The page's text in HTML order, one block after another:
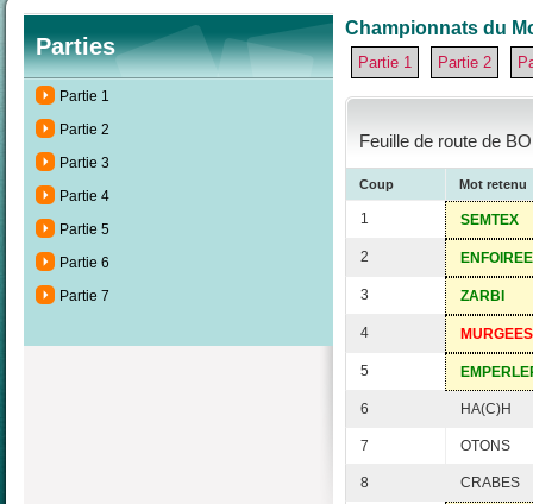
Parties
Partie 1
Partie 2
Partie 3
Partie 4
Partie 5
Partie 6
Partie 7
Championnats du
Partie 1 Partie 2
Feuille de route de
Coup Mot retenu
1 SEMTEX
2 ENFOIREE
3 ZARBI
4 MURGEES
5
6 HA(C)H
7 OTONS
8 CRABES